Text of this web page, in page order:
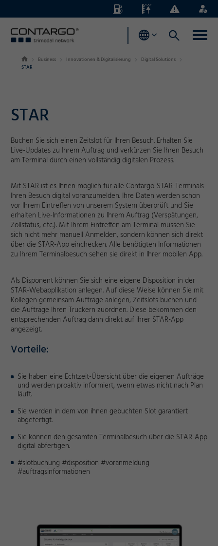
EnergiezuschlägePegelständeBusiness
News
Login
Business Innovationen & Digitalisierung
Digital Solutions
STAR
STAR
Buchen Sie sich einen Zeitslot für Ihren Besuch. Erhalten Sie
Live-Updates zu Ihrem Auftrag und verkürzen Sie Ihren Besuch
am Terminal durch einen vollständig digitalen Prozess.
Mit STAR ist es Ihnen möglich für alle Contargo-STAR-Terminals
Ihren Besuch digital voranzumelden. Ihre Daten werden schon
vor Ihrem Eintreffen von unserem System überprüft und Sie
erhalten Live-Informationen zu Ihrem Auftrag (Verspätungen,
Zollstatus, etc.). Mit Ihrem Eintreffen am Terminal müssen Sie
sich nicht mehr manuell Anmelden, sondern können sich direkt
über die STAR-App einchecken. Alle benötigten Informationen
zu Ihrem Terminalbesuch sehen sie direkt in Ihrer mobilen App.
Als Disponent können Sie sich eine eigene Disposition in der
STAR-Webapplikation anlegen. Auf diese Weise können Sie mit
Kollegen gemeinsam Aufträge anlegen, Zeitslots buchen und
die Aufträge Ihren Truckern zuordnen. Diese bekommen den
entsprechenden Auftrag dann direkt auf ihrer STAR-App
angezeigt.
Vorteile:
Sie haben eine Echtzeit-Übersicht über die eigenen Aufträge
und werden proaktiv informiert, wenn etwas nicht nach Plan
läuft.
Sie werden in dem von ihnen gebuchten Slot garantiert
abgefertigt.
Sie können den gesamten Terminalbesuch über die STAR-App
digital abfertigen.
#slotbuchung #disposition #voranmeldung
#auftragsinformationen